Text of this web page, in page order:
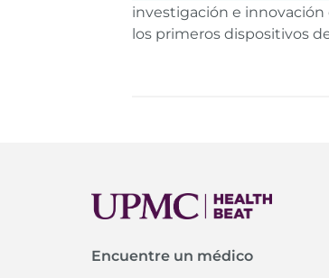
investigación e innovación
los primeros dispositivos
Encuentre un médico